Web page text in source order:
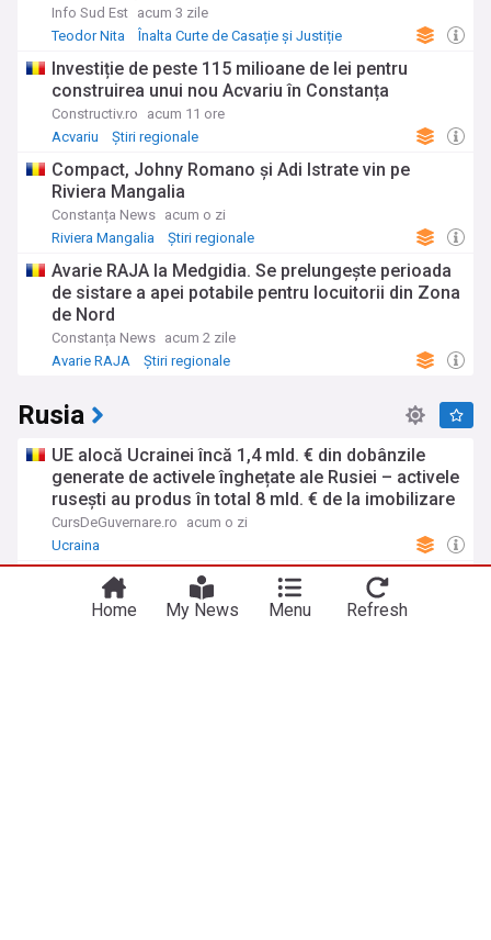
Info Sud Est acum 3 zile
Teodor Nita
Înalta Curte de Casație și Justiție
Investiție de peste 115 milioane de lei pentru
construirea unui nou Acvariu în Constanța
Constructiv.ro
acum 11 ore
Acvariu
Știri regionale
Compact, Johny Romano și Adi Istrate vin pe
Riviera Mangalia
Constanța News acum o zi
Riviera Mangalia
Știri regionale
Avarie RAJA la Medgidia. Se prelungește perioada
de sistare a apei potabile pentru locuitorii din Zona
de Nord
Constanța News acum 2 zile
Avarie RAJA
Știri regionale
Rusia
UE alocă Ucrainei încă 1,4 mld. € din dobânzile
generate de activele înghețate ale Rusiei – activele
rusești au produs în total 8 mld. € de la imobilizare
CursDeGuvernare.ro
acum o zi
Ucraina
Rusia ar putea înscena atacuri cu drone ucrainene
în regiunea baltică, avertizează ministrul lituanian
al Apărării
Home My News Menu Refresh